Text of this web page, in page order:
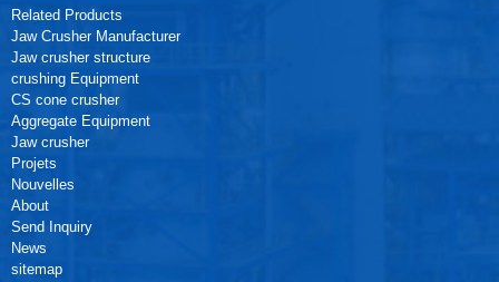
Related Products
Jaw Crusher Manufacturer
Jaw crusher structure
crushing Equipment
CS cone crusher
Aggregate Equipment
Jaw crusher
Projets
Nouvelles
About
Send Inquiry
News
sitemap